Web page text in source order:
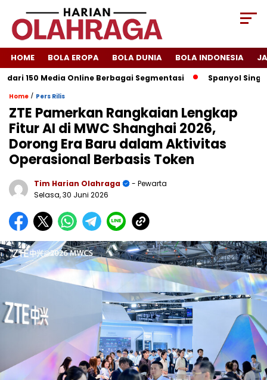
HOME BOLA EROPA BOLA DUNIA BOLA INDONESIA
Media Online Berbagai Segmentasi Spanyol Singkirkan
Home / Pers Rilis
ZTE Pamerkan Rangkaian Lengkap
Fitur AI di MWC Shanghai 2026,
Dorong Era Baru dalam Aktivitas
Operasional Berbasis Token
Tim Harian Olahraga
- Pewarta
Selasa, 30 Juni 2026